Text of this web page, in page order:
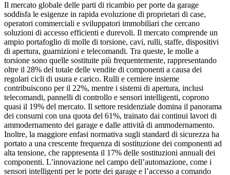
Il mercato globale delle parti di ricambio per porte da garage
soddisfa le esigenze in rapida evoluzione di proprietari di case,
operatori commerciali e sviluppatori immobiliari che cercano
soluzioni di accesso efficienti e durevoli. Il mercato comprende un
ampio portafoglio di molle di torsione, cavi, rulli, staffe, dispositivi
di apertura, guarnizioni e telecomandi. Tra queste, le molle a
torsione sono quelle sostituite più frequentemente, rappresentando
oltre il 28% del totale delle vendite di componenti a causa dei
regolari cicli di usura e carico. Rulli e cerniere insieme
contribuiscono per il 22%, mentre i sistemi di apertura, inclusi
telecomandi, pannelli di controllo e sensori intelligenti, coprono
quasi il 19% del mercato. Il settore residenziale domina il panorama
dei consumi con una quota del 61%, trainato dai continui lavori di
ammodernamento dei garage e dalle attività di ammodernamento.
Inoltre, la maggiore enfasi normativa sugli standard di sicurezza ha
portato a una crescente frequenza di sostituzione dei componenti ad
alta tensione, che rappresenta il 17% delle sostituzioni annuali dei
componenti. L’innovazione nel campo dell’automazione, come i
sensori intelligenti per le porte dei garage e l’accesso a comando